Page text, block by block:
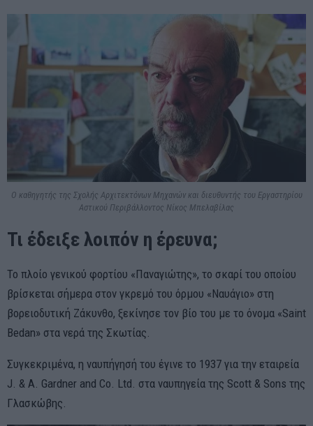
Ο καθηγητής της Σχολής Αρχιτεκτόνων Μηχανών και διευθυντής του Εργαστηρίου
Αστικού Περιβάλλοντος Νίκος Μπελαβίλας
Τι έδειξε λοιπόν η έρευνα;
Το πλοίο γενικού φορτίου «Παναγιώτης», το σκαρί του οποίου
βρίσκεται σήμερα στον γκρεμό του όρμου «Ναυάγιο» στη
βορειοδυτική Ζάκυνθο, ξεκίνησε τον βίο του με το όνομα «Saint
Bedan» στα νερά της Σκωτίας.
Συγκεκριμένα, η ναυπήγησή του έγινε το 1937 για την εταιρεία
J. & A. Gardner and Co. Ltd. στα ναυπηγεία της Scott & Sons της
Γλασκώβης.